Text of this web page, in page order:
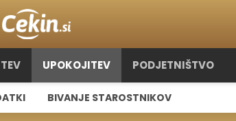
UPOKOJITEV PODJETNIŠTVO
BIVANJE STAROSTNIKOV